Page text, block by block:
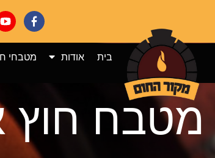
בית אודות מטבחי
מטבח חוץ